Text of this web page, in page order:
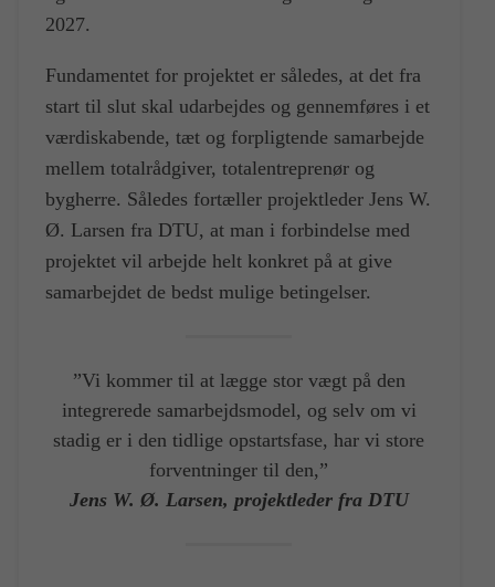
2027.
Fundamentet for projektet er således, at det fra
start til slut skal udarbejdes og gennemføres i et
værdiskabende, tæt og forpligtende samarbejde
mellem totalrådgiver, totalentreprenør og
bygherre. Således fortæller projektleder Jens W.
Ø. Larsen fra DTU, at man i forbindelse med
projektet vil arbejde helt konkret på at give
samarbejdet de bedst mulige betingelser.
”Vi kommer til at lægge stor vægt på den
integrerede samarbejdsmodel, og selv om vi
stadig er i den tidlige opstartsfase, har vi store
forventninger til den,”
Jens W. Ø. Larsen, projektleder fra DTU